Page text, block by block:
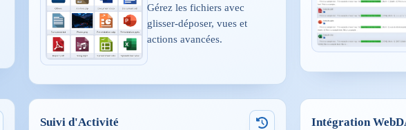
Gérez les fichiers avec
glisser-déposer, vues et
actions avancées.
Suivi d'Activité Intégration